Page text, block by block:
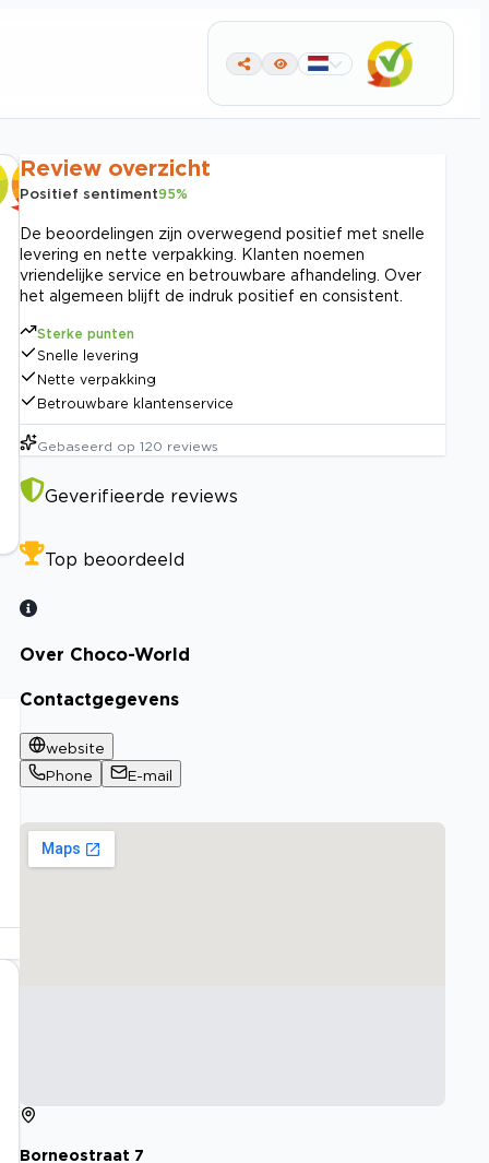
Review overzicht
Positief sentiment95%
De beoordelingen zijn overwegend positief met snelle
levering en nette verpakking. Klanten noemen
vriendelijke service en betrouwbare afhandeling. Over
het algemeen blijft de indruk positief en consistent.
Sterke punten
Snelle levering
Nette verpakking
Betrouwbare klantenservice
Gebaseerd op 120 reviews
Geverifieerde reviews
Top beoordeeld
Over Choco-World
Contactgegevens
website
Phone
E-mail
Borneostraat 7